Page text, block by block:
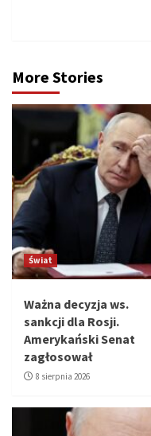
More Stories
Świat
Ważna decyzja ws.
sankcji dla Rosji.
Amerykański Senat
zagłosował
8 sierpnia 2026